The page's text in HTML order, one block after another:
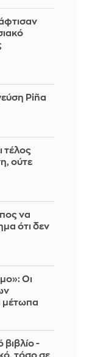
Piña
τέλος
ούτε
να
ότι δεν
Οι
μέτωπα
-